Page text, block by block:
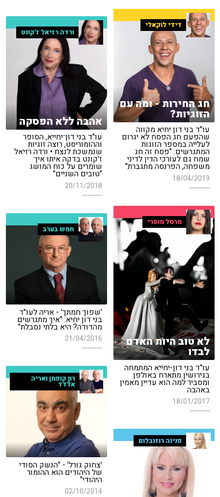
דידי לוקאלי
חג החירות - ומה עם
הזוגיות?
עו"ד בני דון יחיא מקווה
שהפעם חג הפסח לא יגרום
לעלייה במספר הזוגות
המתגרשים: "פסח זה חג
שמח גם לעורכי הדין לדיני
משפחה, הפרנסה מתגברת"
18/04/2019
ורדה רזיאל ז'קונט
אהבה ללא הפסקה
עו"ד בני דון־יחייא, הסופר
וההומוריסט, רוצה זוגיות
שנמשכת לנצח • ורדה רזיאל
ז'קונט בדקה איתו איך
שומרים על כוח המושג
"טובים השניים"
20/11/2018
מרסל מוסרי
לא טוב היות האדם
לבדו
עו"ד בני דון-יחייא המתמחה
בגירושין מתארח באולפן
ומסביר למה הוא עדיין מאמין
באהבה
18/01/2017
חמש בערב
'שפוך חמתך' - אריה לעו"ד
בני דון יחיא: "איך מתגרשים
מהדודה? היא בלתי נסבלת"
21/04/2016
רון קופמן ואריה
אלדד
'צחוק גורל' - "הנשק הסודי
של היהודים הוא ההומור
היהודי"
02/10/2014
פנינה רוזנבלום